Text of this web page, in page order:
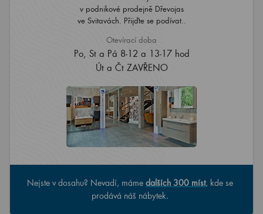
v podnikové prodejně Dřevojas
ve Svitavách. Přijďte se podívat..
Otevírací doba
Po, St a Pá 8-12 a 13-17 hod
Út a Čt ZAVŘENO
Nejste v dosahu? Nevadí, máme dalších 300 míst, kde se
prodává náš nábytek.